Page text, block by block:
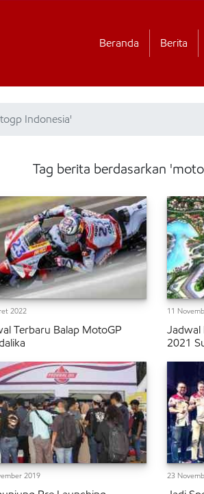
Beranda Berita
Indonesia'
Tag berita berdasarkan
2022
Terbaru Balap MotoGP
11
Jadwal
2021
2019 23